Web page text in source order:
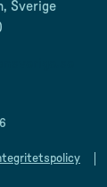
Sverige